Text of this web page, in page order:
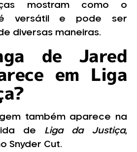
mostram como o
é versátil e pode ser
diversas maneiras.
de Jared
em Liga
também aparece na
de Liga da Justiça,
Snyder Cut.